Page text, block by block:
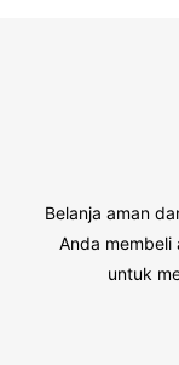
Belanja aman
Anda
untuk